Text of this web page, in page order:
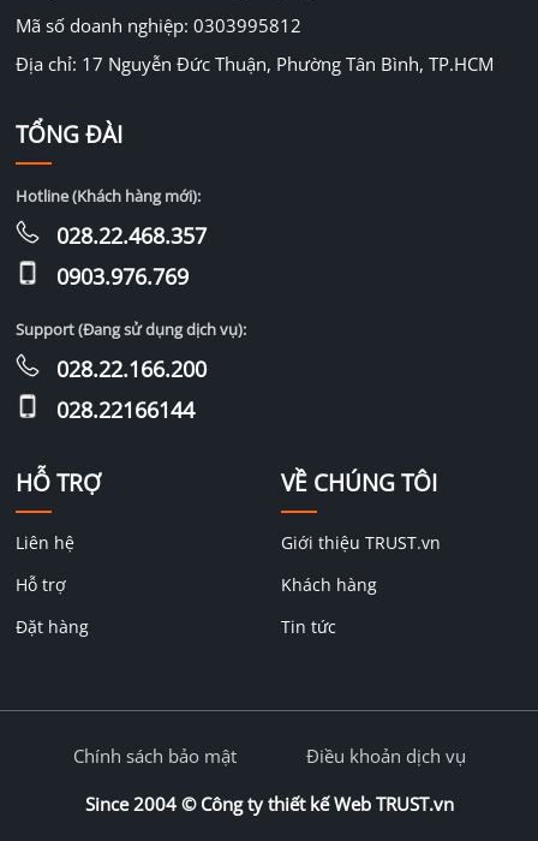
Mã số doanh nghiệp: 0303995812
Địa chỉ: 17 Nguyễn Đức Thuận, Phường Tân Bình, TP.HCM
HỖ TRỢ
Liên hệ
Hỗ trợ
Đặt hàng
VỀ CHÚNG TÔI
Giới thiệu TRUST.vn
Khách hàng
Tin tức
TỔNG ĐÀI
Hotline (Khách hàng mới):
028.22.468.357
0903.976.769
Support (Đang sử dụng dịch vụ):
028.22.166.200
028.22166144
Since 2004 © Công ty thiết kế Web TRUST.vn
Chính sách bảo mật Điều khoản dịch vụ